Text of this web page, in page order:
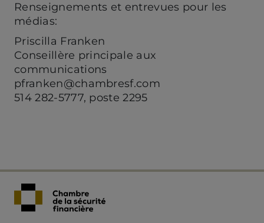
Renseignements et entrevues pour les
médias:
Priscilla Franken
Conseillère principale aux
communications
pfranken@chambresf.com
514 282-5777, poste 2295